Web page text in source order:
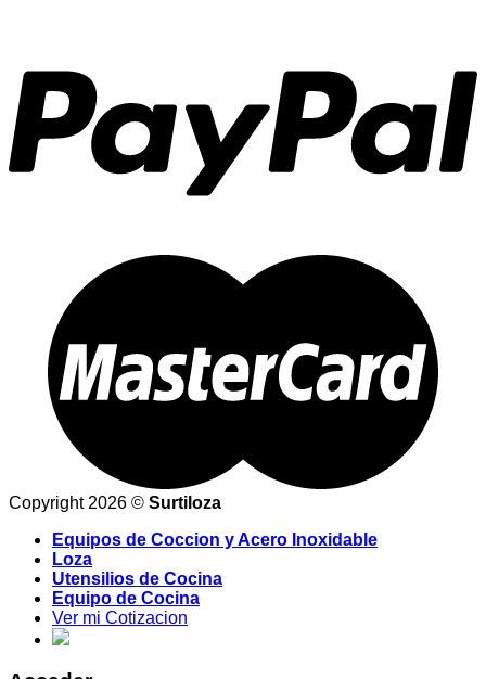
Copyright 2026 © Surtiloza
Equipos de Coccion y Acero Inoxidable
Loza
Utensilios de Cocina
Equipo de Cocina
Ver mi Cotizacion